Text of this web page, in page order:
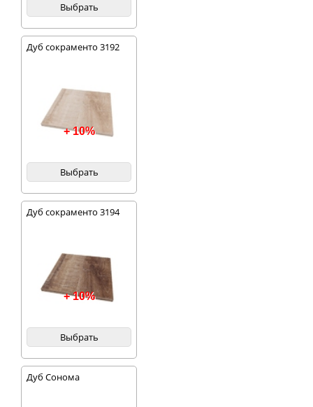
Выбрать
Дуб сокраменто 3192
+ 10%
Выбрать
Дуб сокраменто 3194
+ 10%
Выбрать
Дуб Сонома